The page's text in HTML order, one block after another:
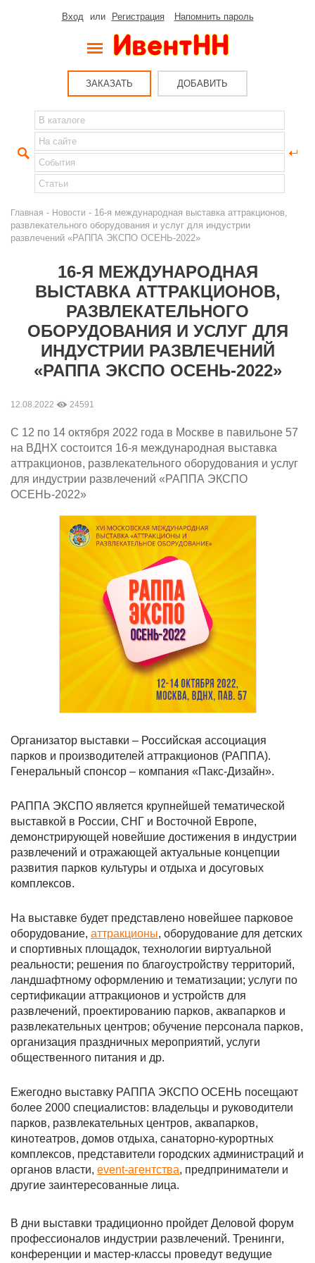
Вход или Регистрация Напомнить пароль
ЗАКАЗАТЬ ДОБАВИТЬ
Главная - Новости - 16-я международная выставка аттракционов,
развлекательного оборудования и услуг для индустрии
развлечений «РАППА ЭКСПО ОСЕНЬ-2022»
16-Я МЕЖДУНАРОДНАЯ
ВЫСТАВКА АТТРАКЦИОНОВ,
РАЗВЛЕКАТЕЛЬНОГО
ОБОРУДОВАНИЯ И УСЛУГ ДЛЯ
ИНДУСТРИИ РАЗВЛЕЧЕНИЙ
«РАППА ЭКСПО ОСЕНЬ-2022»
12.08.2022 24591
С 12 по 14 октября 2022 года в Москве в павильоне 57
на ВДНХ состоится 16-я международная выставка
аттракционов, развлекательного оборудования и услуг
для индустрии развлечений «РАППА ЭКСПО
ОСЕНЬ-2022»
Организатор выставки – Российская ассоциация
парков и производителей аттракционов (РАППА).
Генеральный спонсор – компания «Пакс-Дизайн».
РАППА ЭКСПО является крупнейшей тематической
выставкой в России, СНГ и Восточной Европе,
демонстрирующей новейшие достижения в индустрии
развлечений и отражающей актуальные концепции
развития парков культуры и отдыха и досуговых
комплексов.
На выставке будет представлено новейшее парковое
оборудование, аттракционы, оборудование для детских
и спортивных площадок, технологии виртуальной
реальности; решения по благоустройству территорий,
ландшафтному оформлению и тематизации; услуги по
сертификации аттракционов и устройств для
развлечений, проектированию парков, аквапарков и
развлекательных центров; обучение персонала парков,
организация праздничных мероприятий, услуги
общественного питания и др.
Ежегодно выставку РАППА ЭКСПО ОСЕНЬ посещают
более 2000 специалистов: владельцы и руководители
парков, развлекательных центров, аквапарков,
кинотеатров, домов отдыха, санаторно-курортных
комплексов, представители городских администраций и
органов власти, event-агентства, предприниматели и
другие заинтересованные лица.
В дни выставки традиционно пройдет Деловой форум
профессионалов индустрии развлечений. Тренинги,
конференции и мастер-классы проведут ведущие